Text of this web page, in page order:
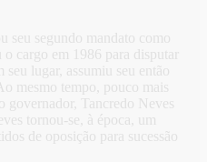
seu segundo mandato como
cargo em 1986 para disputar
lugar, assumiu seu então
mesmo tempo, pouco mais
governador, Tancredo Neves
tornou-se, à época, um
de oposição para sucessão